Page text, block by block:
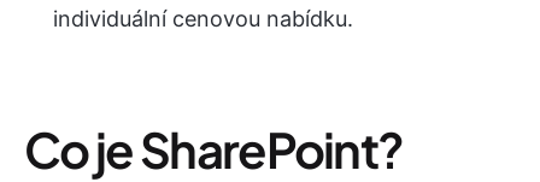
individuální cenovou nabídku.
Co je SharePoint?